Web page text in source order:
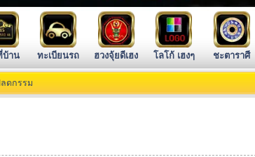
บ้าน ทะเบียนรถ ฮวงจุ้ยดีเฮง โลโก้ เฮงๆ ชะตาราศี
ดกรรม